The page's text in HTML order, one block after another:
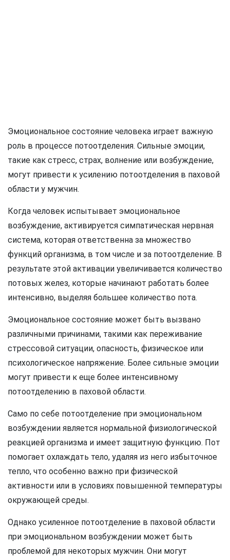
Эмоциональное состояние человека играет важную
роль в процессе потоотделения. Сильные эмоции,
такие как стресс, страх, волнение или возбуждение,
могут привести к усилению потоотделения в паховой
области у мужчин.
Когда человек испытывает эмоциональное
возбуждение, активируется симпатическая нервная
система, которая ответственна за множество
функций организма, в том числе и за потоотделение. В
результате этой активации увеличивается количество
потовых желез, которые начинают работать более
интенсивно, выделяя большее количество пота.
Эмоциональное состояние может быть вызвано
различными причинами, такими как переживание
стрессовой ситуации, опасность, физическое или
психологическое напряжение. Более сильные эмоции
могут привести к еще более интенсивному
потоотделению в паховой области.
Само по себе потоотделение при эмоциональном
возбуждении является нормальной физиологической
реакцией организма и имеет защитную функцию. Пот
помогает охлаждать тело, удаляя из него избыточное
тепло, что особенно важно при физической
активности или в условиях повышенной температуры
окружающей среды.
Однако усиленное потоотделение в паховой области
при эмоциональном возбуждении может быть
проблемой для некоторых мужчин. Они могут